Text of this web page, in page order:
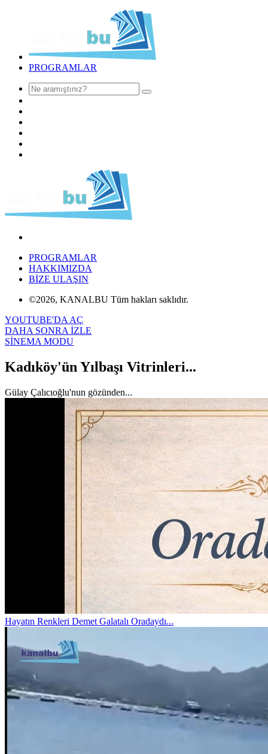
PROGRAMLAR
PROGRAMLAR
HAKKIMIZDA
BİZE ULAŞIN
©2026, KANALBU Tüm hakları saklıdır.
YOUTUBE'DA AÇ
DAHA SONRA İZLE
SİNEMA MODU
Kadıköy'ün Yılbaşı Vitrinleri...
Gülay Çalıcıoğlu'nun gözünden...
Hayatın Renkleri Demet Galatalı Oradaydı...